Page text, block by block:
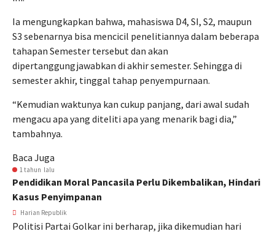
Ia mengungkapkan bahwa, mahasiswa D4, SI, S2, maupun
S3 sebenarnya bisa mencicil penelitiannya dalam beberapa
tahapan Semester tersebut dan akan
dipertanggungjawabkan di akhir semester. Sehingga di
semester akhir, tinggal tahap penyempurnaan.
“Kemudian waktunya kan cukup panjang, dari awal sudah
mengacu apa yang diteliti apa yang menarik bagi dia,”
tambahnya.
Baca Juga
1 tahun lalu
Pendidikan Moral Pancasila Perlu Dikembalikan, Hindari
Kasus Penyimpanan
Harian Republik
Politisi Partai Golkar ini berharap, jika dikemudian hari